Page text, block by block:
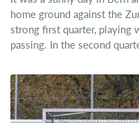
home ground against the
strong first quarter, playing
passing. In the second